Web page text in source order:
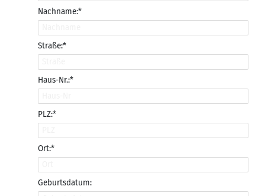
Nachname:*
Straße:*
Haus-Nr.:*
PLZ:*
Ort:*
Geburtsdatum: